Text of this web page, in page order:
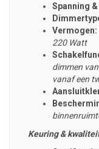
Spanning
Vermogen:
220 Watt
dimmen
vanaf een
Keuring &